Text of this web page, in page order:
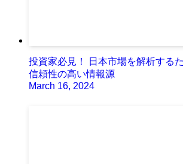
投資家必見！ 日本市場を解析する
信頼性の高い情報源
March 16, 2024